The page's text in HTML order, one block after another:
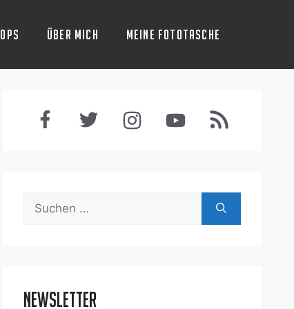
Über mich Meine Fototasche
Suchen
Newsletter